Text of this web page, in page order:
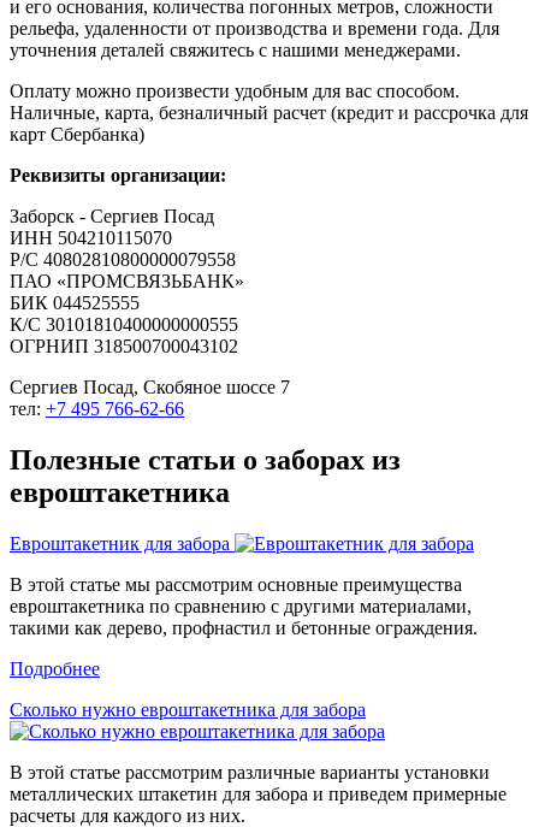
и его основания, количества погонных метров, сложности
рельефа, удаленности от производства и времени года. Для
уточнения деталей свяжитесь с нашими менеджерами.
Оплату можно произвести удобным для вас способом.
Наличные, карта, безналичный расчет (кредит и рассрочка для
карт Сбербанка)
Реквизиты организации:
Заборск - Сергиев Посад
ИНН 504210115070
Р/С 40802810800000079558
ПАО «ПРОМСВЯЗЬБАНК»
БИК 044525555
К/С 30101810400000000555
ОГРНИП 318500700043102
Сергиев Посад, Скобяное шоссе 7
тел: +7 495 766-62-66
Полезные статьи о заборах из
евроштакетника
Евроштакетник для забора
В этой статье мы рассмотрим основные преимущества
евроштакетника по сравнению с другими материалами,
такими как дерево, профнастил и бетонные ограждения.
Подробнее
Сколько нужно евроштакетника для забора
В этой статье рассмотрим различные варианты установки
металлических штакетин для забора и приведем примерные
расчеты для каждого из них.